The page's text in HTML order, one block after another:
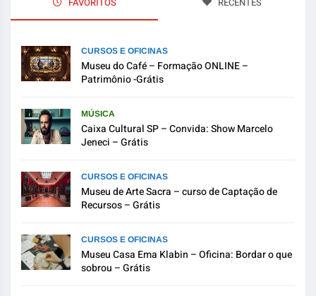
CURSOS E OFICINAS
Museu do Café – Formação ONLINE –
Patrimônio -Grátis
MÚSICA
Caixa Cultural SP – Convida: Show Marcelo
Jeneci – Grátis
CURSOS E OFICINAS
Museu de Arte Sacra – curso de Captação de
Recursos – Grátis
CURSOS E OFICINAS
Museu Casa Ema Klabin – Oficina: Bordar o que
sobrou – Grátis